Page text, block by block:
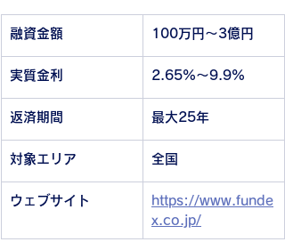
融資金額 100万円〜3億円
実質金利 2.65%〜9.9%
返済期間 最大25年
対象エリア 全国
ウェブサイト
https://www.funde
x.co.jp/